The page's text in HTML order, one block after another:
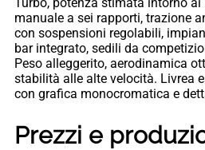
manuale a sei rapporti, trazione
con sospensioni regolabili,
bar integrato, sedili da
Peso alleggerito, aerodinamica
stabilità alle alte velocità. Livrea
con grafica monocromatica e
Prezzi e